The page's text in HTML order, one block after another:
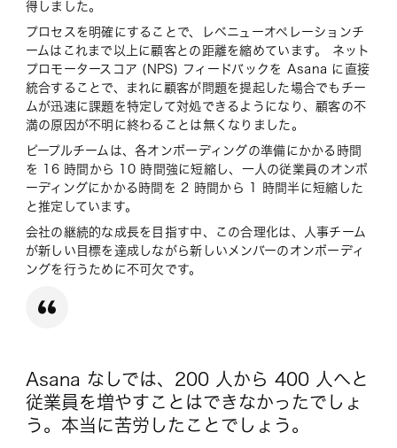
得しました。
プロセスを明確にすることで、レベニューオペレーションチ
ームはこれまで以上に顧客との距離を縮めています。 ネット
プロモータースコア (NPS) フィードバックを Asana に直接
統合することで、まれに顧客が問題を提起した場合でもチー
ムが迅速に課題を特定して対処できるようになり、顧客の不
満の原因が不明に終わることは無くなりました。
ピープルチームは、各オンボーディングの準備にかかる時間
を 16 時間から 10 時間強に短縮し、一人の従業員のオンボ
ーディングにかかる時間を 2 時間から 1 時間半に短縮した
と推定しています。
会社の継続的な成長を目指す中、この合理化は、人事チーム
が新しい目標を達成しながら新しいメンバーのオンボーディ
ングを行うために不可欠です。
Asana なしでは、200 人から 400 人へと
従業員を増やすことはできなかったでしょ
う。本当に苦労したことでしょう。